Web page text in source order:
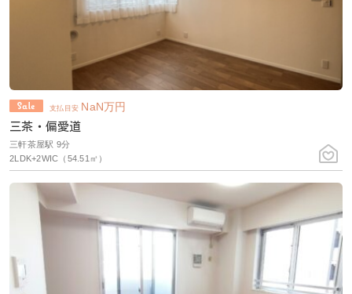
支払目安 NaN万円
三茶・偏愛道
三軒茶屋駅 9分
2LDK+2WIC（54.51㎡）